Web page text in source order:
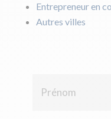
Entrepreneur en
Autres villes